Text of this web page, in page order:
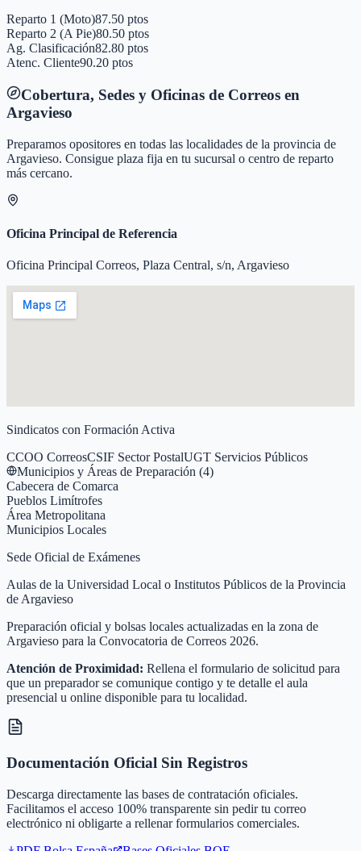
Reparto 1 (Moto)87.50 ptos
Reparto 2 (A Pie)80.50 ptos
Ag. Clasificación82.80 ptos
Atenc. Cliente90.20 ptos
Cobertura, Sedes y Oficinas de Correos en
Argavieso
Preparamos opositores en todas las localidades de la provincia de
Argavieso. Consigue plaza fija en tu sucursal o centro de reparto
más cercano.
Oficina Principal de Referencia
Oficina Principal Correos, Plaza Central, s/n, Argavieso
Sindicatos con Formación Activa
CCOO CorreosCSIF Sector PostalUGT Servicios Públicos
Municipios y Áreas de Preparación (4)
Cabecera de Comarca
Pueblos Limítrofes
Área Metropolitana
Municipios Locales
Sede Oficial de Exámenes
Aulas de la Universidad Local o Institutos Públicos de la Provincia
de Argavieso
Preparación oficial y bolsas locales actualizadas en la zona de
Argavieso para la Convocatoria de Correos 2026.
Atención de Proximidad: Rellena el formulario de solicitud para
que un preparador se comunique contigo y te detalle el aula
presencial u online disponible para tu localidad.
Documentación Oficial Sin Registros
Descarga directamente las bases de contratación oficiales.
Facilitamos el acceso 100% transparente sin pedir tu correo
electrónico ni obligarte a rellenar formularios comerciales.